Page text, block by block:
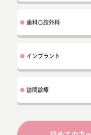
● 歯科口腔外科
● インプラント
● 訪問診療